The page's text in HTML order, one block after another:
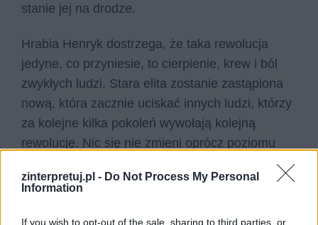
zinterpretuj.pl - Do Not Process My Personal
Information
If you wish to opt-out of the sale, sharing to third parties, or
stanie jej na drodze.
Hrabia Henryk dostrzega, że taka rewolucja
jedyne, co przyniesie, to cierpienie, krew i ból
zwykłych ludzi. Stara elita zostanie zastąpiona
nową, która zacznie uciskać innych ludzi, którzy
za kolejne kilka pokoleń wywołają kolejną
rewolucję. Nic się nie zmieni oprócz poziomu
wzrastał.Nie-boska komediaprezentuje więc